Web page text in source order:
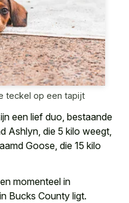
teckel op een tapijt
een lief duo, bestaande
Ashlyn, die 5 kilo weegt,
Goose, die 15 kilo
momenteel in
Bucks County ligt.